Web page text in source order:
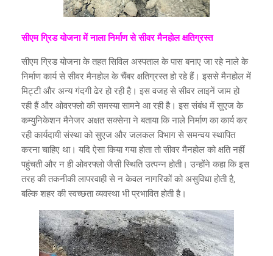
सीएम ग्रिड योजना में नाला निर्माण से सीवर मैनहोल क्षतिग्रस्त
सीएम ग्रिड योजना के तहत सिविल अस्पताल के पास बनाए जा रहे नाले के
निर्माण कार्य से सीवर मैनहोल के चैंबर क्षतिग्रस्त हो रहे हैं। इससे मैनहोल में
मिट्टी और अन्य गंदगी ढेर हो रही है। इस वजह से सीवर लाइनें जाम हो
रही हैं और ओवरफ्लो की समस्या सामने आ रही है। इस संबंध में सुएज के
कम्युनिकेशन मैनेजर अक्षत सक्सेना ने बताया कि नाले निर्माण का कार्य कर
रही कार्यदायी संस्था को सुएज और जलकल विभाग से समन्वय स्थापित
करना चाहिए था। यदि ऐसा किया गया होता तो सीवर मैनहोल को क्षति नहीं
पहुंचती और न ही ओवरफ्लो जैसी स्थिति उत्पन्न होती। उन्होंने कहा कि इस
तरह की तकनीकी लापरवाही से न केवल नागरिकों को असुविधा होती है,
बल्कि शहर की स्वच्छता व्यवस्था भी प्रभावित होती है।